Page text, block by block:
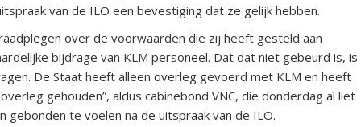
van de ILO een bevestiging dat ze gelijk hebben.
over de voorwaarden die zij heeft gesteld aan
bijdrage van KLM personeel. Dat dat niet gebeurd is, is
De Staat heeft alleen overleg gevoerd met KLM en heeft
gehouden”, aldus cabinebond VNC, die donderdag al liet
gebonden te voelen na de uitspraak van de ILO.